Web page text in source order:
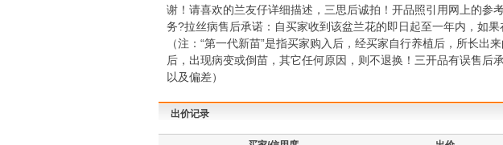
谢！请喜欢的兰友仔详细描述，三思后诚拍！开品照引用网上的参
务?拉丝病售后承诺：自买家收到该盆兰花的即日起至一年内，如
（注：“第一代新苗”是指买家购入后，经买家自行养植后，所长
后，出现病变或倒苗，其它任何原因，则不退换！三开品有误售
以及偏差）
出价记录